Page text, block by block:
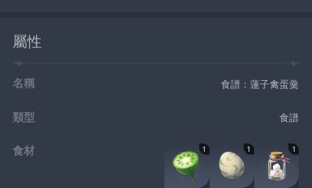
屬性
名稱 食譜：蓮子禽蛋羹
類型 食譜
食材 1 1 1